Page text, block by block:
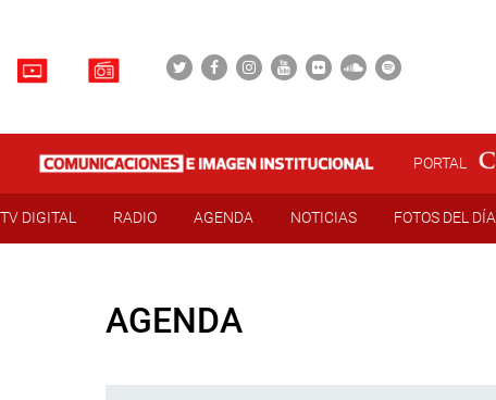
PORTAL
TV DIGITAL RADIO AGENDA NOTICIAS FOTOS DEL DÍA
AGENDA